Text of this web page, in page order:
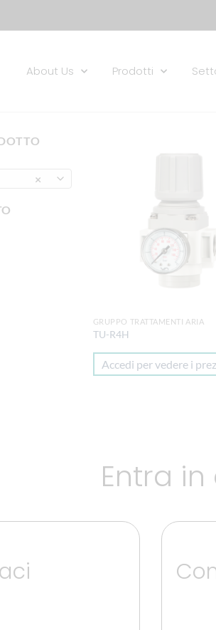
About Us Prodotti
×
GRUPPO TRATTAMENTI ARIA
TU-R4H
Accedi per vedere i
Entra